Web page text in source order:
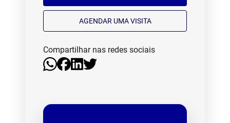
AGENDAR UMA VISITA
Compartilhar nas redes sociais